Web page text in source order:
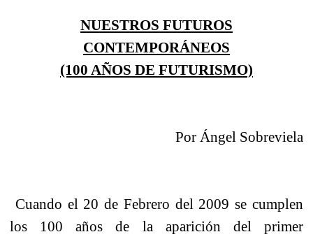
NUESTROS FUTUROS
CONTEMPORÁNEOS
(100 AÑOS DE FUTURISMO)
Por Ángel Sobreviela
Cuando el 20 de Febrero del 2009 se cumplen
los 100 años de la aparición del primer